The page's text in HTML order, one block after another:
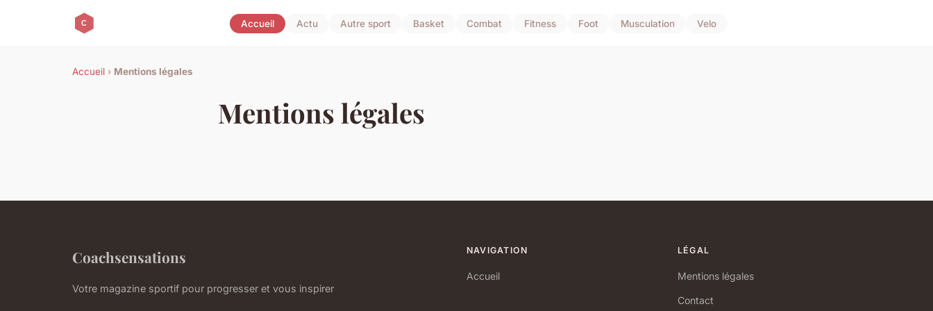
Accueil Actu Autre sport Basket Combat Fitness Foot Musculation Velo
Accueil › Mentions légales
Mentions légales
Coachsensations
Votre magazine sportif pour progresser et vous inspirer
NAVIGATION
Accueil
LÉGAL
Mentions légales
Contact